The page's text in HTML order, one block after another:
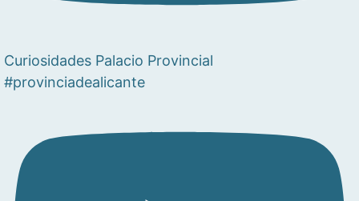
Curiosidades Palacio Provincial
#provinciadealicante